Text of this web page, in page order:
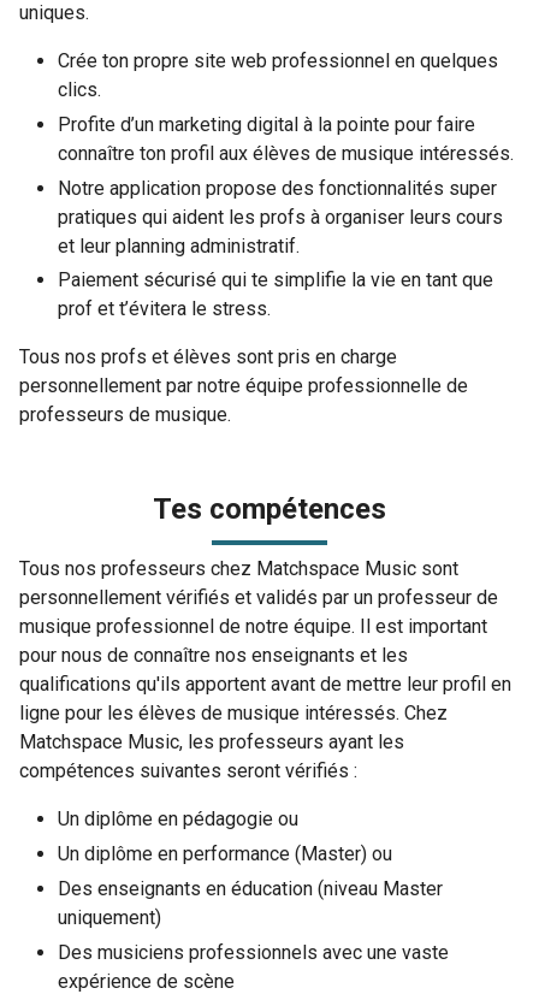
uniques.
Crée ton propre site web professionnel en quelques
clics.
Profite d’un marketing digital à la pointe pour faire
connaître ton profil aux élèves de musique intéressés.
Notre application propose des fonctionnalités super
pratiques qui aident les profs à organiser leurs cours
et leur planning administratif.
Paiement sécurisé qui te simplifie la vie en tant que
prof et t’évitera le stress.
Tous nos profs et élèves sont pris en charge
personnellement par notre équipe professionnelle de
professeurs de musique.
Tes compétences
Tous nos professeurs chez Matchspace Music sont
personnellement vérifiés et validés par un professeur de
musique professionnel de notre équipe. Il est important
pour nous de connaître nos enseignants et les
qualifications qu'ils apportent avant de mettre leur profil en
ligne pour les élèves de musique intéressés. Chez
Matchspace Music, les professeurs ayant les
compétences suivantes seront vérifiés :
Un diplôme en pédagogie ou
Un diplôme en performance (Master) ou
Des enseignants en éducation (niveau Master
uniquement)
Des musiciens professionnels avec une vaste
expérience de scène